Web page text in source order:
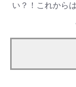
い？！これから